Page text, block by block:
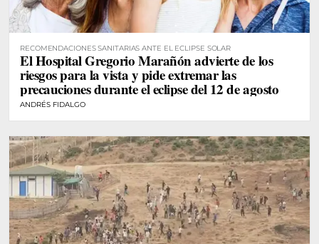
RECOMENDACIONES SANITARIAS ANTE EL ECLIPSE SOLAR
El Hospital Gregorio Marañón advierte de los
riesgos para la vista y pide extremar las
precauciones durante el eclipse del 12 de agosto
ANDRÉS FIDALGO